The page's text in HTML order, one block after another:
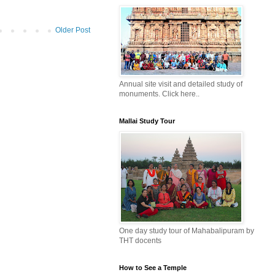
Older Post
Annual site visit and detailed study of
monuments. Click here..
Mallai Study Tour
One day study tour of Mahabalipuram by
THT docents
How to See a Temple